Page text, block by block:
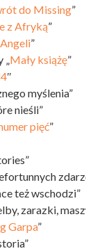
do Missing”
z Afryką”
”
„Mały książę”
″
myślenia”
nieśli”
pięć”
też wschodzi”
zarazki,
Garpa”